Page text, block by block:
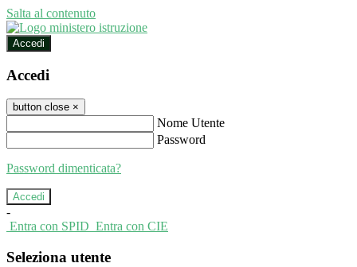
Salta al contenuto
Accedi
Accedi
button close ×
Nome Utente
Password
Password dimenticata?
-
Entra con SPID Entra con CIE
Seleziona utente